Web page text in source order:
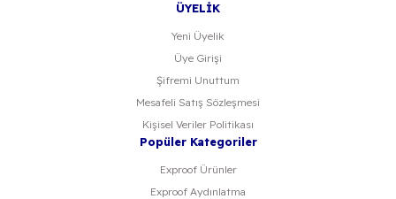
ÜYELİK
Yeni Üyelik
Üye Girişi
Şifremi Unuttum
Mesafeli Satış Sözleşmesi
Kişisel Veriler Politikası
Popüler Kategoriler
Exproof Ürünler
Exproof Aydınlatma